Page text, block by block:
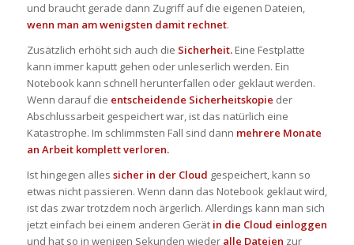
und braucht gerade dann Zugriff auf die eigenen Dateien,
wenn man am wenigsten damit rechnet.
Zusätzlich erhöht sich auch die Sicherheit.Eine Festplatte
kann immer kaputt gehen oder unleserlich werden. Ein
Notebook kann schnell herunterfallen oder geklaut werden.
Wenn darauf die entscheidende Sicherheitskopie der
Abschlussarbeit gespeichert war, ist das natürlich eine
Katastrophe. Im schlimmsten Fall sind dann mehrere Monate
an Arbeit komplett verloren.
Ist hingegen alles sicher in der Cloud gespeichert, kann so
etwas nicht passieren. Wenn dann das Notebook geklaut wird,
ist das zwar trotzdem noch ärgerlich. Allerdings kann man sich
jetzt einfach bei einem anderen Gerätin die Cloud einloggen
und hat so in wenigen Sekunden wieder alle Dateien zur